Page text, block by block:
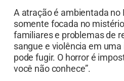
A atração é ambientada no
somente focada no
familiares e problemas de
sangue e violência em
pode fugir. O horror é
você não conhece”.